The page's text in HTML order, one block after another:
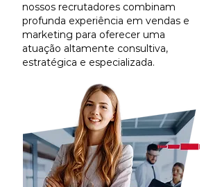
nossos recrutadores combinam
profunda experiência em vendas e
marketing para oferecer uma
atuação altamente consultiva,
estratégica e especializada.